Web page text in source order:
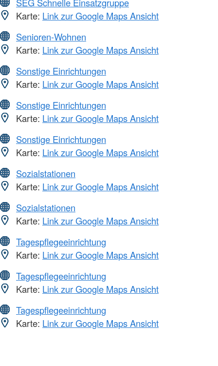
Karte: Link zur Google Maps Ansicht
Senioren-Wohnen
Karte: Link zur Google Maps Ansicht
Sonstige Einrichtungen
Karte: Link zur Google Maps Ansicht
Sonstige Einrichtungen
Karte: Link zur Google Maps Ansicht
Sonstige Einrichtungen
Karte: Link zur Google Maps Ansicht
Sozialstationen
Karte: Link zur Google Maps Ansicht
Sozialstationen
Karte: Link zur Google Maps Ansicht
Tagespflegeeinrichtung
Karte: Link zur Google Maps Ansicht
Tagespflegeeinrichtung
Karte: Link zur Google Maps Ansicht
Tagespflegeeinrichtung
Karte: Link zur Google Maps Ansicht